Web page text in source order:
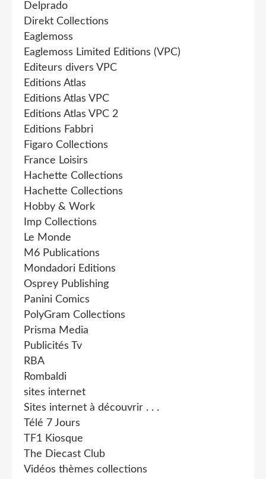
Delprado
Direkt Collections
Eaglemoss
Eaglemoss Limited Editions (VPC)
Editeurs divers VPC
Editions Atlas
Editions Atlas VPC
Editions Atlas VPC 2
Editions Fabbri
Figaro Collections
France Loisirs
Hachette Collections
Hachette Collections
Hobby & Work
Imp Collections
Le Monde
M6 Publications
Mondadori Editions
Osprey Publishing
Panini Comics
PolyGram Collections
Prisma Media
Publicités Tv
RBA
Rombaldi
sites internet
Sites internet à découvrir . . .
Télé 7 Jours
TF1 Kiosque
The Diecast Club
Vidéos thèmes collections